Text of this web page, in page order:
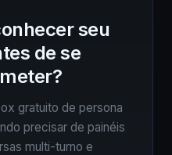
seu
de se
gratuito de persona
precisar de painéis
multi-turno e